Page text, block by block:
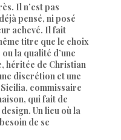
Il n’est pas
pensé, ni posé
achevé. Il fait
titre que le choix
la qualité d’une
héritée de Christian
discrétion et une
commissaire
qui fait de
Un lieu où la
de se